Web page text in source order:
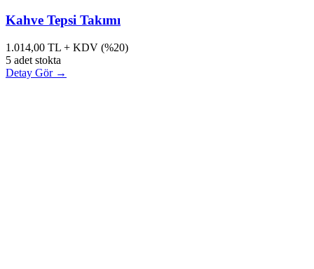
Kahve Tepsi Takımı
1.014,00 TL + KDV (%20)
5 adet stokta
Detay Gör →